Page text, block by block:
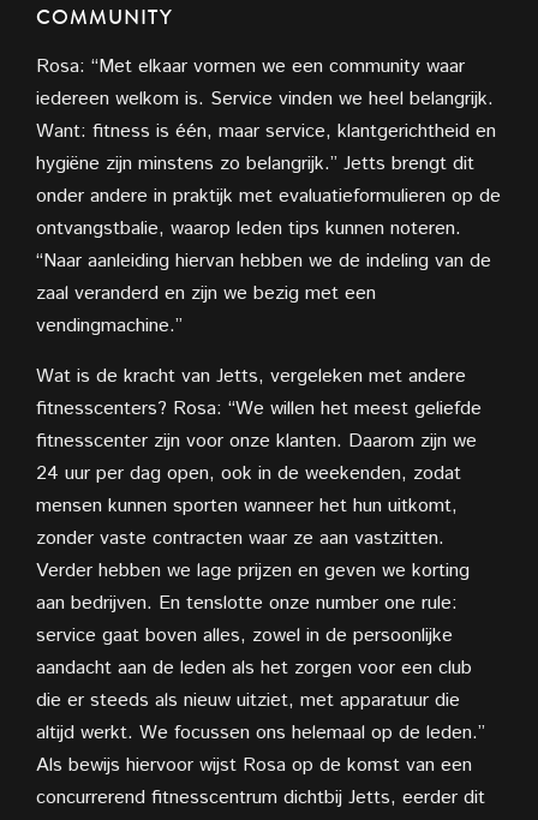
COMMUNITY
Rosa: “Met elkaar vormen we een community waar
iedereen welkom is. Service vinden we heel belangrijk.
Want: fitness is één, maar service, klantgerichtheid en
hygiëne zijn minstens zo belangrijk.” Jetts brengt dit
onder andere in praktijk met evaluatieformulieren op de
ontvangstbalie, waarop leden tips kunnen noteren.
“Naar aanleiding hiervan hebben we de indeling van de
zaal veranderd en zijn we bezig met een
vendingmachine.”
Wat is de kracht van Jetts, vergeleken met andere
fitnesscenters? Rosa: “We willen het meest geliefde
fitnesscenter zijn voor onze klanten. Daarom zijn we
24 uur per dag open, ook in de weekenden, zodat
mensen kunnen sporten wanneer het hun uitkomt,
zonder vaste contracten waar ze aan vastzitten.
Verder hebben we lage prijzen en geven we korting
aan bedrijven. En tenslotte onze number one rule:
service gaat boven alles, zowel in de persoonlijke
aandacht aan de leden als het zorgen voor een club
die er steeds als nieuw uitziet, met apparatuur die
altijd werkt. We focussen ons helemaal op de leden.”
Als bewijs hiervoor wijst Rosa op de komst van een
concurrerend fitnesscentrum dichtbij Jetts, eerder dit